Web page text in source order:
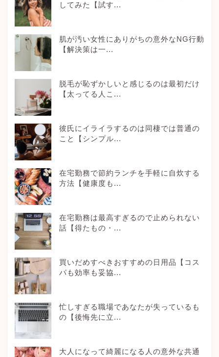
してみた【試す...
肌が汚い女性にありがちの意外なNG行動
【解決策は一...
脱毛が恥ずかしいと感じるのは最初だけ
【太ってる人こ...
彼氏にイライラするのは同棲では普通の
こと【シンプル...
在宅勤務で節約ランチを手軽に自炊する
方法【健康度も...
在宅勤務は最高すぎるので止められない
話【得たもの・...
買いだめすべきおすすめの日用品【コス
パも効率も妥協...
忙しすぎる職場であなたが失っているも
の【後悔先に立...
大人になって綺麗になる人の意外な共通